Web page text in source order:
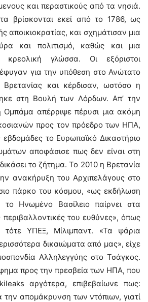
και περαστικούς από τα νησιά.
βρίσκονται εκεί από το 1786, ως
αποικιοκρατίας, και σχημάτισαν μια
και πολιτισμό, καθώς και μια
κρεολική γλώσσα. Οι εξόριστοι
για την υπόθεση στο Ανώτατο
και κέρδισαν, ωστόσο η
στη Βουλή των Λόρδων. Απ’ την
απέρριψε πέρυσι μια ακόμη
προς τον πρόεδρο των ΗΠΑ,
το Ευρωπαϊκό Δικαστήριο
αποφάσισε πως δεν είναι στη
το ζήτημα. Το 2010 η Βρετανία
ανακήρυξη του Αρχιπελάγους στο
πάρκο του κόσμου, «ως εκδήλωση
το Ηνωμένο Βασίλειο παίρνει στα
περιβαλλοντικές του ευθύνες», όπως
τότε ΥΠΕΞ, Μίλιμπαντ. «Τα ψάρια
δικαιώματα από μας», είχε
Αλληλεγγύης στο Τσάγκος.
προς την πρεσβεία των ΗΠΑ, που
αργότερα, επιβεβαίωνε πως:
την απομάκρυνση των ντόπιων, γιατί